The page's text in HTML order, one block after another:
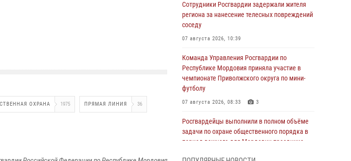
ОХРАНА 1975 ПРЯМАЯ ЛИНИЯ 36
Сотрудники Росгвардии задержали жителя
региона за нанесение телесных повреждений
соседу
07 августа 2026, 10:39
Команда Управления Росгвардии по
Республике Мордовия приняла участие в
чемпионате Приволжского округа по мини-
футболу
07 августа 2026, 08:33 3
Росгвардейцы выполнили в полном объёме
задачи по охране общественного порядка в
период важного для Мордовии праздника